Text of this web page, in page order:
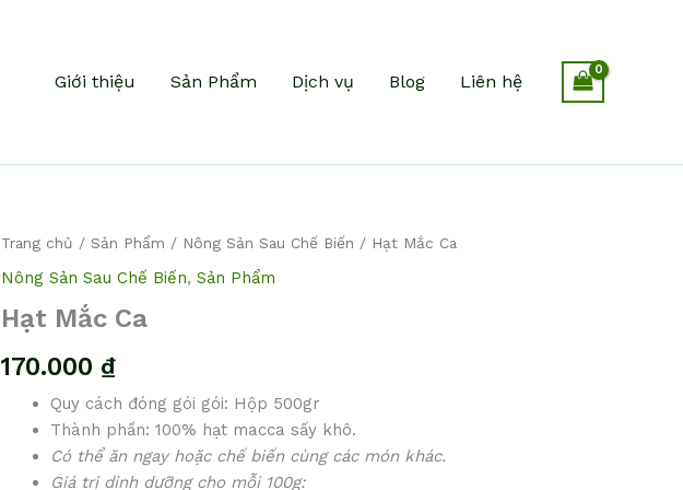
Giới thiệu Sản Phẩm Dịch vụ Blog Liên hệ
Trang chủ / Sản Phẩm / Nông Sản Sau Chế Biến / Hạt Mắc Ca
Nông Sản Sau Chế Biến, Sản Phẩm
Hạt Mắc Ca
170.000 ₫
Quy cách đóng gói gói: Hộp 500gr
Thành phần: 100% hạt macca sấy khô.
Có thể ăn ngay hoặc chế biến cùng các món khác.
Giá trị dinh dưỡng cho mỗi 100g:
Hạt
Ca
số
lượng